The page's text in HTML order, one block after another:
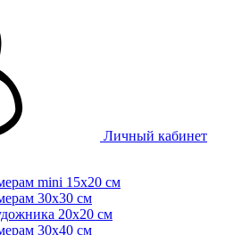
Личный кабинет
mini 15х20 см
30x30 см
20х20 см
30х40 см